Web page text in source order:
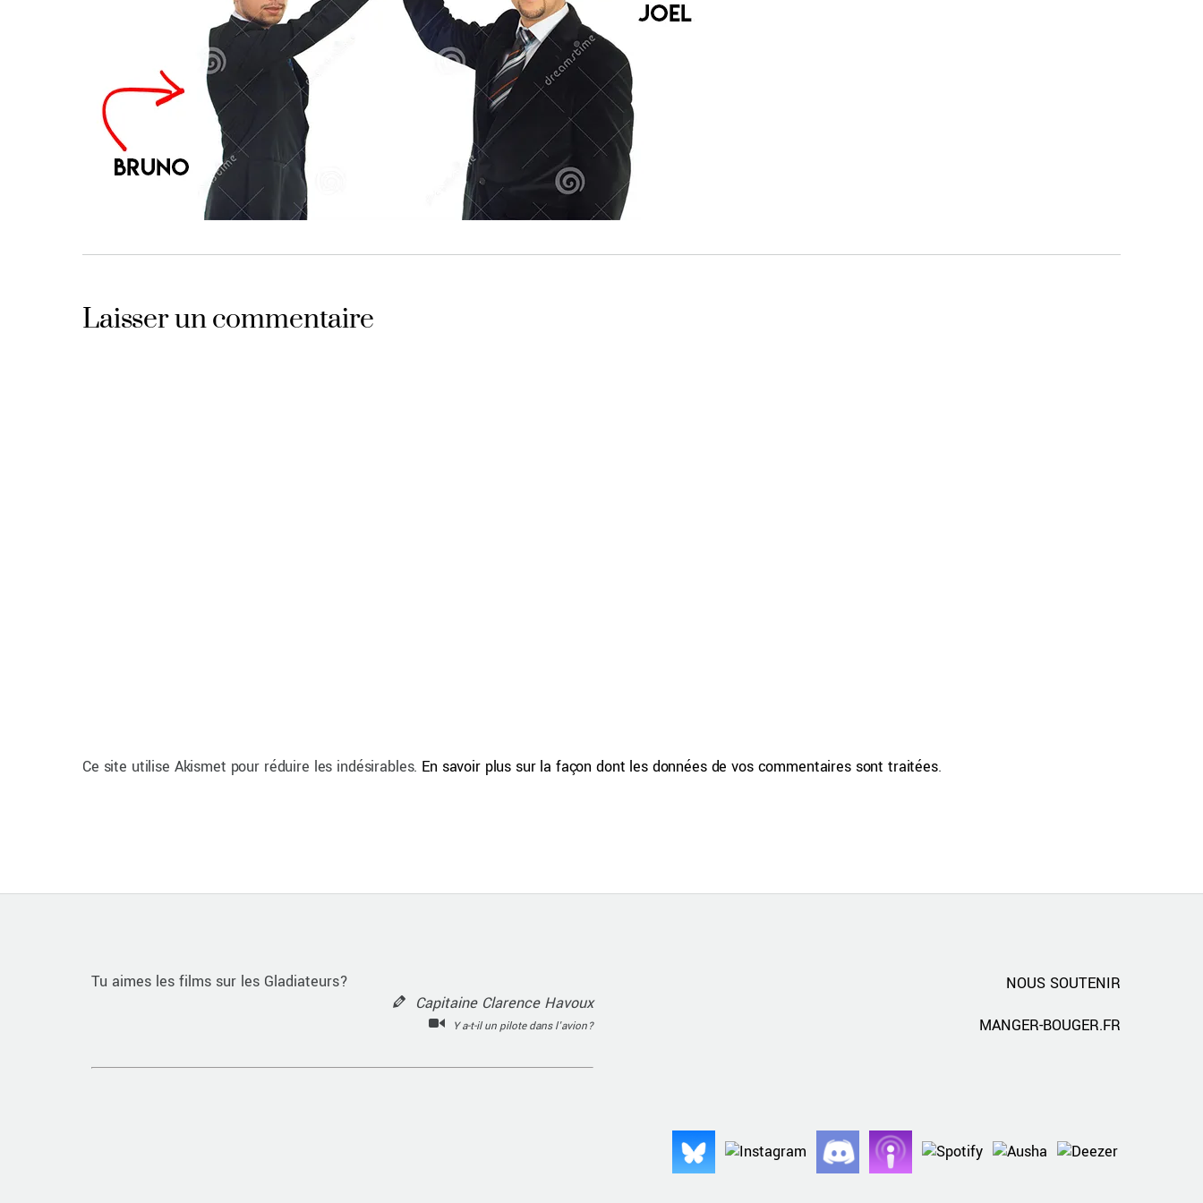
Laisser un commentaire
Ce site utilise Akismet pour réduire les indésirables. En savoir plus sur la façon dont les données de vos commentaires sont traitées.
Tu aimes les films sur les Gladiateurs?
Capitaine Clarence Havoux
Y a-t-il un pilote dans l'avion?
NOUS SOUTENIR
MANGER-BOUGER.FR